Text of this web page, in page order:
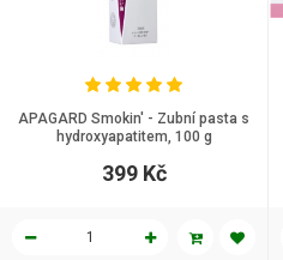
APAGARD Smokin' - Zubní pasta s
hydroxyapatitem, 100 g
399 Kč